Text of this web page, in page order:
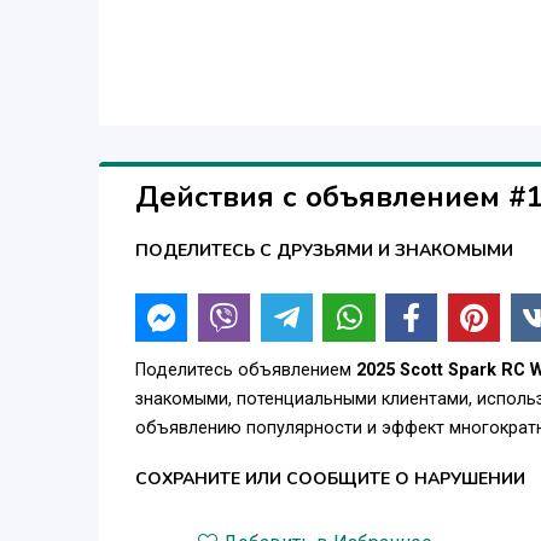
Действия с объявлением
ПОДЕЛИТЕСЬ С ДРУЗЬЯМИ И ЗНАКОМЫМИ
Поделитесь объявлением 2025 Scott Spark RC
знакомыми, потенциальными клиентами,
объявлению популярности и эффект
СОХРАНИТЕ ИЛИ СООБЩИТЕ О НАРУШЕНИИ